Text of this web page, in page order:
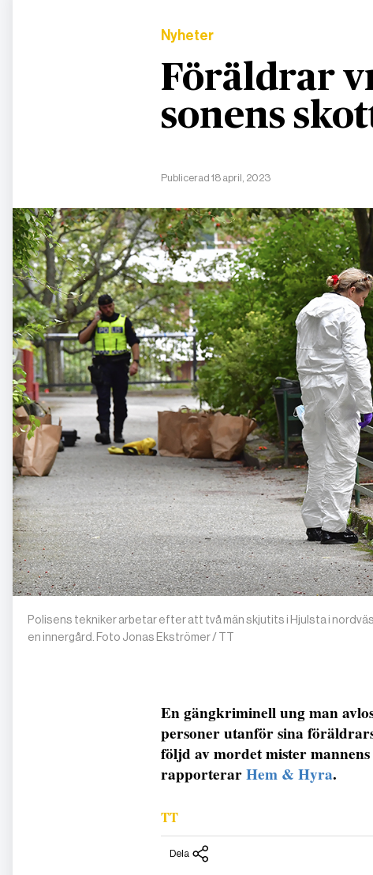
Nyheter
Föräldrar
sonens
Publicerad 18 april, 2023
Polisens tekniker arbetar efter att två män skjutits i Hjulsta i
en innergård. Foto Jonas Ekströmer / TT
En gängkriminell ung man
personer utanför sina
följd av mordet mister
rapporterarHem & Hyra.
TT
Dela